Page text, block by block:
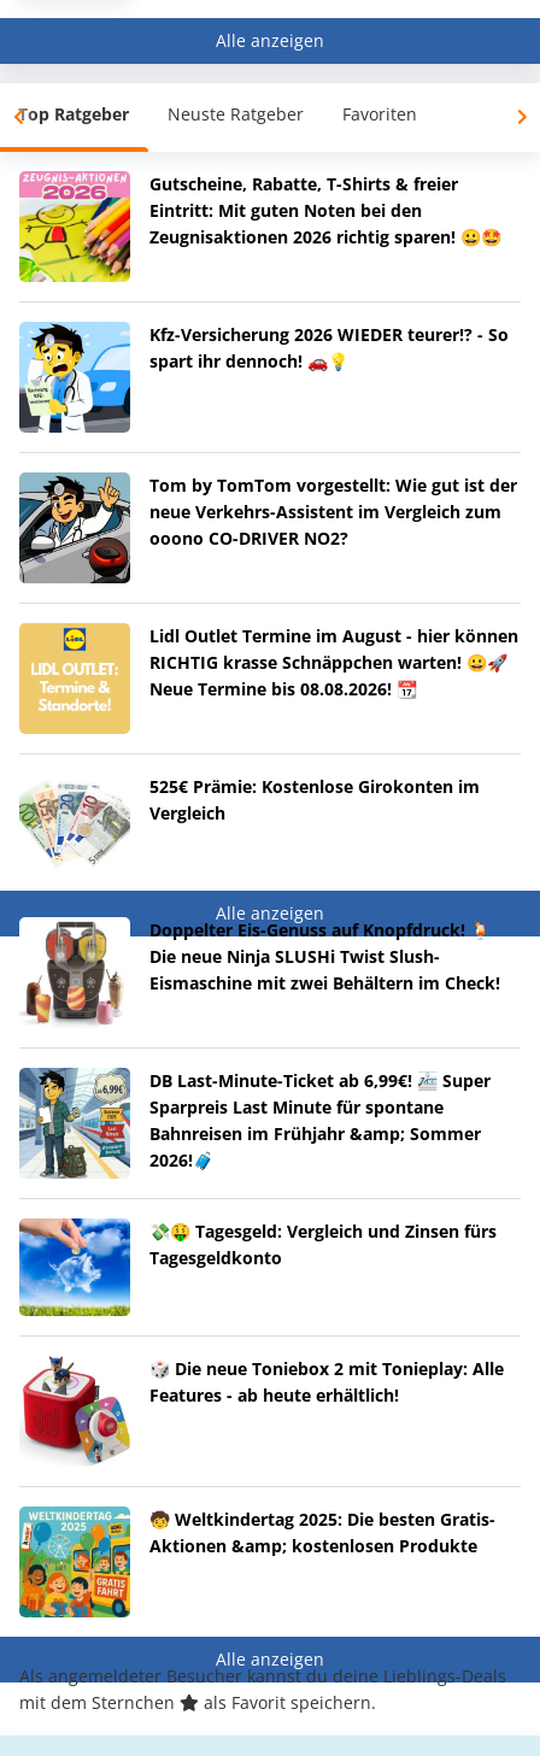
Alle anzeigen
Top Ratgeber Neuste Ratgeber Favoriten
Gutscheine, Rabatte, T-Shirts & freier
Eintritt: Mit guten Noten bei den
Zeugnisaktionen 2026 richtig sparen! 😀🤩
Kfz-Versicherung 2026 WIEDER teurer!? - So
spart ihr dennoch! 🚗💡
Tom by TomTom vorgestellt: Wie gut ist der
neue Verkehrs-Assistent im Vergleich zum
ooono CO-DRIVER NO2?
Lidl Outlet Termine im August - hier können
RICHTIG krasse Schnäppchen warten! 😀🚀
Neue Termine bis 08.08.2026! 📆
525€ Prämie: Kostenlose Girokonten im
Vergleich
Alle anzeigen
Doppelter Eis-Genuss auf Knopfdruck! 🍹
Die neue Ninja SLUSHi Twist Slush-
Eismaschine mit zwei Behältern im Check!
DB Last-Minute-Ticket ab 6,99€! 🚈 Super
Sparpreis Last Minute für spontane
Bahnreisen im Frühjahr &amp; Sommer
2026!🧳
💸🤑 Tagesgeld: Vergleich und Zinsen fürs
Tagesgeldkonto
🎲 Die neue Toniebox 2 mit Tonieplay: Alle
Features - ab heute erhältlich!
🧒 Weltkindertag 2025: Die besten Gratis-
Aktionen &amp; kostenlosen Produkte
Alle anzeigen
Als angemeldeter Besucher kannst du deine Lieblings-Deals
mit dem Sternchen
als Favorit speichern.